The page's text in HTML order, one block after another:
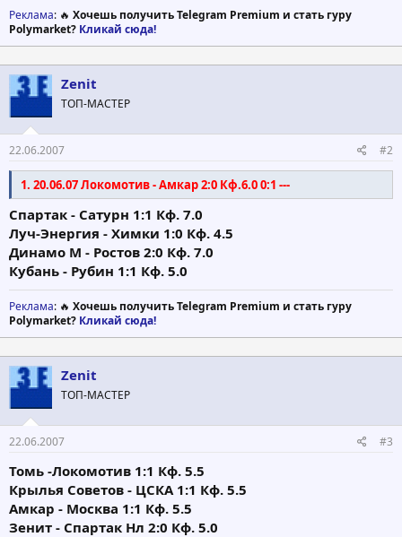
Реклама: 🔥 Хочешь получить Telegram Premium и стать гуру
Polymarket? Кликай сюда!
Zenit
ТОП-МАСТЕР
22.06.2007 #2
1. 20.06.07 Локомотив - Амкар 2:0 Кф.6.0 0:1 ---
Спартак - Сатурн 1:1 Кф. 7.0
Луч-Энергия - Химки 1:0 Кф. 4.5
Динамо М - Ростов 2:0 Кф. 7.0
Кубань - Рубин 1:1 Кф. 5.0
Реклама: 🔥 Хочешь получить Telegram Premium и стать гуру
Polymarket? Кликай сюда!
Zenit
ТОП-МАСТЕР
22.06.2007 #3
Томь -Локомотив 1:1 Кф. 5.5
Крылья Советов - ЦСКА 1:1 Кф. 5.5
Амкар - Москва 1:1 Кф. 5.5
Зенит - Спартак Нл 2:0 Кф. 5.0